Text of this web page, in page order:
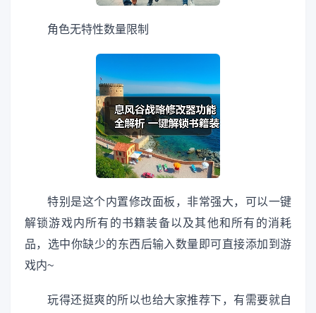
角色无特性数量限制
特别是这个内置修改面板，非常强大，可以一键
解锁游戏内所有的书籍装备以及其他和所有的消耗
品，选中你缺少的东西后输入数量即可直接添加到游
戏内~
玩得还挺爽的所以也给大家推荐下，有需要就自